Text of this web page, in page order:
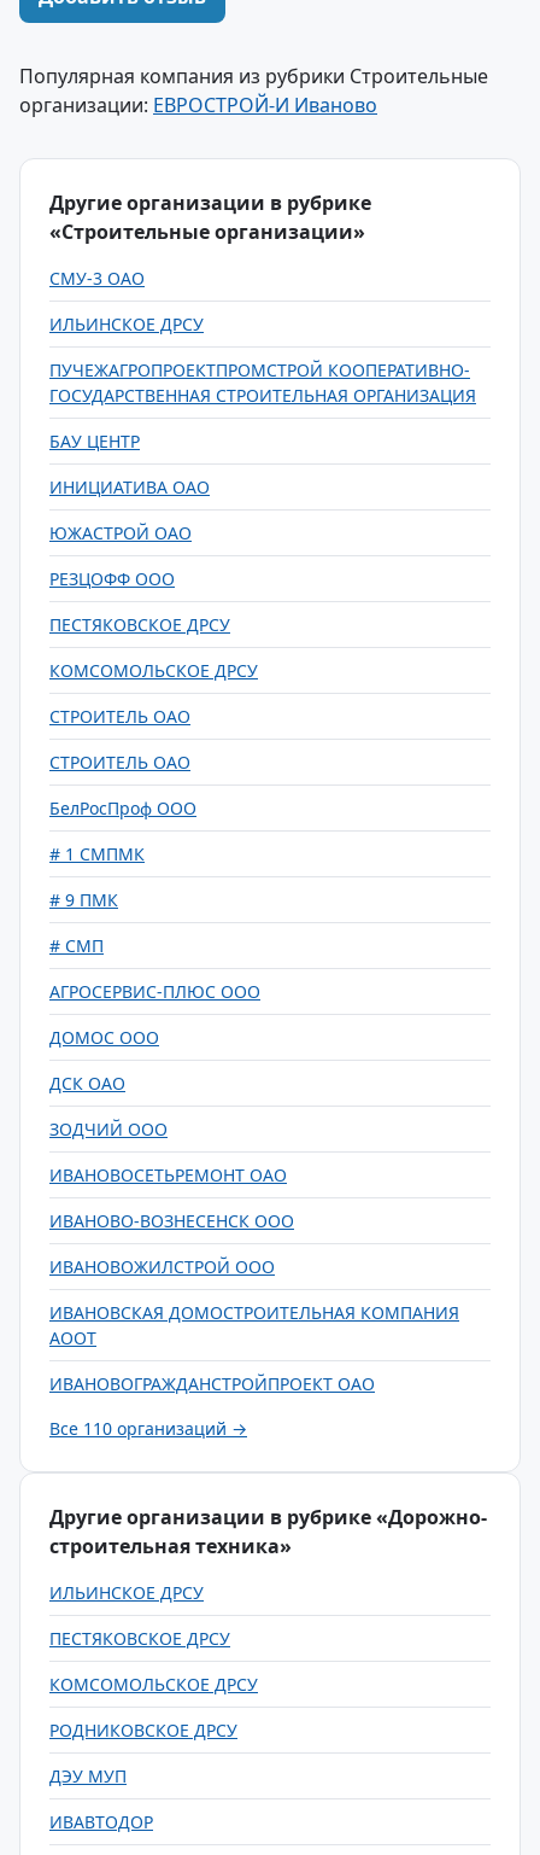
Популярная компания из рубрики Строительные
организации: ЕВРОСТРОЙ-И Иваново
Другие организации в рубрике
«Строительные организации»
СМУ-3 ОАО
ИЛЬИНСКОЕ ДРСУ
ПУЧЕЖАГРОПРОЕКТПРОМСТРОЙ КООПЕРАТИВНО-
ГОСУДАРСТВЕННАЯ СТРОИТЕЛЬНАЯ ОРГАНИЗАЦИЯ
БАУ ЦЕНТР
ИНИЦИАТИВА ОАО
ЮЖАСТРОЙ ОАО
РЕЗЦОФФ ООО
ПЕСТЯКОВСКОЕ ДРСУ
КОМСОМОЛЬСКОЕ ДРСУ
СТРОИТЕЛЬ ОАО
СТРОИТЕЛЬ ОАО
БелРосПроф ООО
# 1 СМПМК
# 9 ПМК
# СМП
АГРОСЕРВИС-ПЛЮС ООО
ДОМОС ООО
ДСК ОАО
ЗОДЧИЙ ООО
ИВАНОВОСЕТЬРЕМОНТ ОАО
ИВАНОВО-ВОЗНЕСЕНСК ООО
ИВАНОВОЖИЛСТРОЙ ООО
ИВАНОВСКАЯ ДОМОСТРОИТЕЛЬНАЯ КОМПАНИЯ
АООТ
ИВАНОВОГРАЖДАНСТРОЙПРОЕКТ ОАО
Все 110 организаций →
Другие организации в рубрике «Дорожно-
строительная техника»
ИЛЬИНСКОЕ ДРСУ
ПЕСТЯКОВСКОЕ ДРСУ
КОМСОМОЛЬСКОЕ ДРСУ
РОДНИКОВСКОЕ ДРСУ
ДЭУ МУП
ИВАВТОДОР